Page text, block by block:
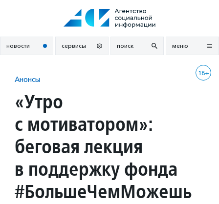
новости сервисы поиск меню
18+
Анонсы
«Утро
с мотиватором»:
беговая лекция
в поддержку фонда
#БольшеЧемМожешь